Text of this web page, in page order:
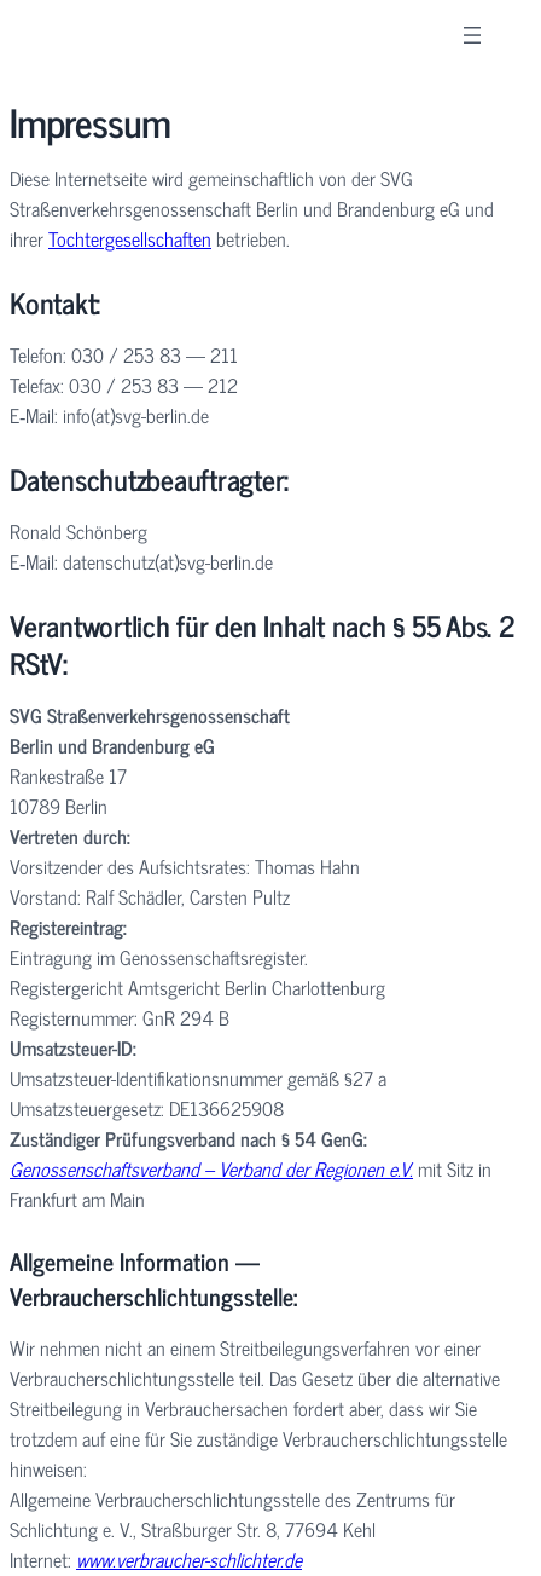
Impressum
Diese Internetseite wird gemeinschaftlich von der SVG
Straßenverkehrsgenossenschaft Berlin und Brandenburg eG und
ihrerTochtergesellschaftenbetrieben.
Kontakt:
Telefon: 030 / 253 83 — 211
Telefax: 030 / 253 83 — 212
E‑Mail: info(at)svg-berlin.de
Datenschutzbeauftragter:
Ronald Schönberg
E‑Mail: datenschutz(at)svg-berlin.de
Verantwortlich für den Inhalt nach § 55 Abs. 2
RStV:
SVG Straßenverkehrsgenossenschaft
Berlin und Brandenburg eG
Rankestraße 17
10789 Berlin
Vertreten durch:
Vorsitzender des Aufsichtsrates: Thomas Hahn
Vorstand: Ralf Schädler, Carsten Pultz
Registereintrag:
Eintragung im Genossenschaftsregister.
Registergericht Amtsgericht Berlin Charlottenburg
Registernummer: GnR 294 B
Umsatzsteuer-ID:
Umsatzsteuer-Identifikationsnummer gemäß §27 a
Umsatzsteuergesetz: DE136625908
Zuständiger Prüfungsverband nach § 54 GenG:
Genossenschaftsverband – Verband der Regionen e.V.mit Sitz in
Frankfurt am Main
Allgemeine Information —
Verbraucherschlichtungsstelle:
Wir nehmen nicht an einem Streitbeilegungsverfahren vor einer
Verbraucherschlichtungsstelle teil. Das Gesetz über die alternative
Streitbeilegung in Verbrauchersachen fordert aber, dass wir Sie
trotzdem auf eine für Sie zuständige Verbraucherschlichtungsstelle
hinweisen:
Allgemeine Verbraucherschlichtungsstelle des Zentrums für
Schlichtung e. V., Straßburger Str. 8, 77694 Kehl
Internet: www.verbraucher-schlichter.de